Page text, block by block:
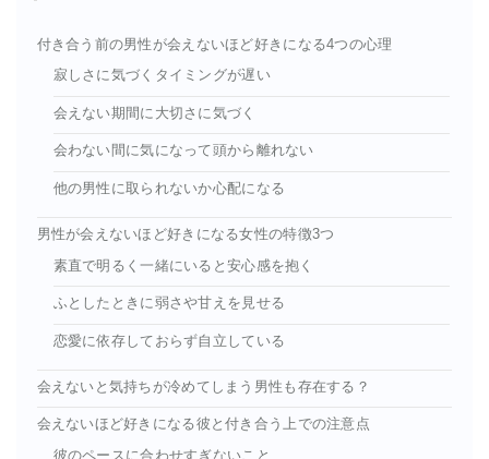
付き合う前の男性が会えないほど好きになる4つの心理
寂しさに気づくタイミングが遅い
会えない期間に大切さに気づく
会わない間に気になって頭から離れない
他の男性に取られないか心配になる
男性が会えないほど好きになる女性の特徴3つ
素直で明るく一緒にいると安心感を抱く
ふとしたときに弱さや甘えを見せる
恋愛に依存しておらず自立している
会えないと気持ちが冷めてしまう男性も存在する？
会えないほど好きになる彼と付き合う上での注意点
彼のペースに合わせすぎないこと